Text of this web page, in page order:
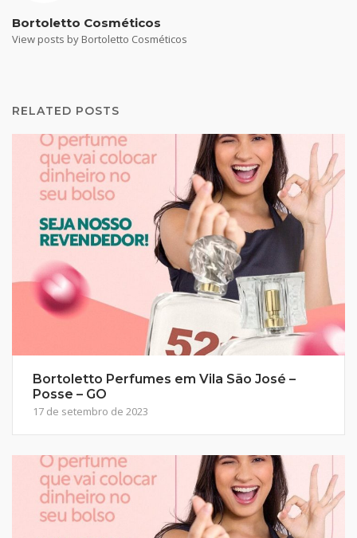
Bortoletto Cosméticos
View posts by Bortoletto Cosméticos
RELATED POSTS
Bortoletto Perfumes em Vila São José –
Posse – GO
17 de setembro de 2023